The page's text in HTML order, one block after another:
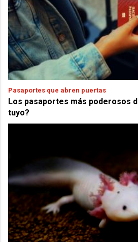
Pasaportes que abren puertas
Los pasaportes más poderosos
tuyo?